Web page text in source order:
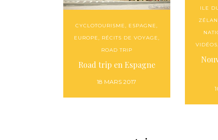
CYCLOTOURISME, ESPAGNE,
EUROPE, RÉCITS DE VOYAGE,
ROAD TRIP
Road trip en Espagne
18 MARS 2017
ILE
VIDÉOS